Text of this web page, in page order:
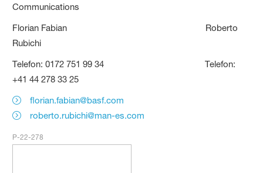
Communications
Florian Fabian Roberto
Rubichi
Telefon: 0172 751 99 34 Telefon:
+41 44 278 33 25
florian.fabian@basf.com
roberto.rubichi@man-es.com
P-22-278